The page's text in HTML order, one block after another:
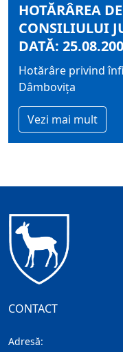
HOTĂRÂREA
CONSILIULUI
DATĂ:
Hotărâre privind
Dâmboviţa
Vezi mai mult
CONTACT
Adresă: